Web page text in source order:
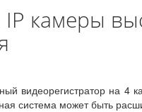
камеры
видеорегистратор на 4
система может быть